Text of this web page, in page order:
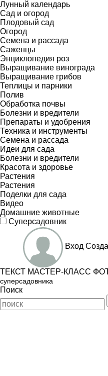
Лунный календарь
Сад и огород
Плодовый сад
Огород
Семена и рассада
Саженцы
Энциклопедия роз
Выращивание винограда
Выращивание грибов
Теплицы и парники
Полив
Обработка почвы
Болезни и вредители
Препараты и удобрения
Техника и инструменты
Семена и рассада
Идеи для сада
Болезни и вредители
Красота и здоровье
Растения
Растения
Поделки для сада
Видео
Домашние животные
Суперсадовник
Вход
ТЕКСТ МАСТЕР-КЛАСС
суперсадовника
Поиск